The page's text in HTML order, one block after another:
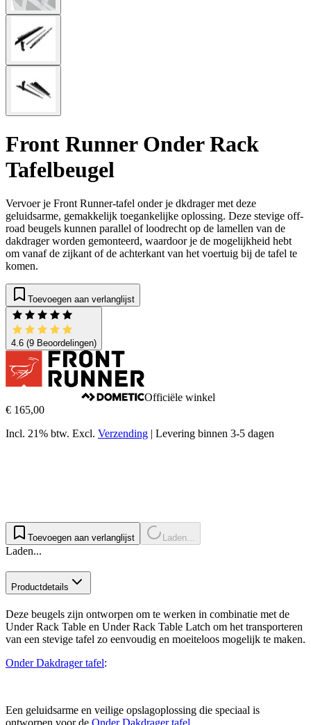
Front Runner Onder Rack
Tafelbeugel
Vervoer je Front Runner-tafel onder je dkdrager met deze
geluidsarme, gemakkelijk toegankelijke oplossing. Deze stevige off-
road beugels kunnen parallel of loodrecht op de lamellen van de
dakdrager worden gemonteerd, waardoor je de mogelijkheid hebt
om vanaf de zijkant of de achterkant van het voertuig bij de tafel te
komen.
Toevoegen aan verlanglijst
4.6 (9 Beoordelingen)
Officiële winkel
€ 165,00
Incl. 21% btw. Excl. Verzending | Levering binnen 3-5 dagen
Toevoegen aan verlanglijst Laden...
Laden...
Productdetails
Deze beugels zijn ontworpen om te werken in combinatie met de
Under Rack Table en Under Rack Table Latch om het transporteren
van een stevige tafel zo eenvoudig en moeiteloos mogelijk te maken.
Onder Dakdrager tafel:
Een geluidsarme en veilige opslagoplossing die speciaal is
ontworpen voor de Onder Dakdrager tafel.